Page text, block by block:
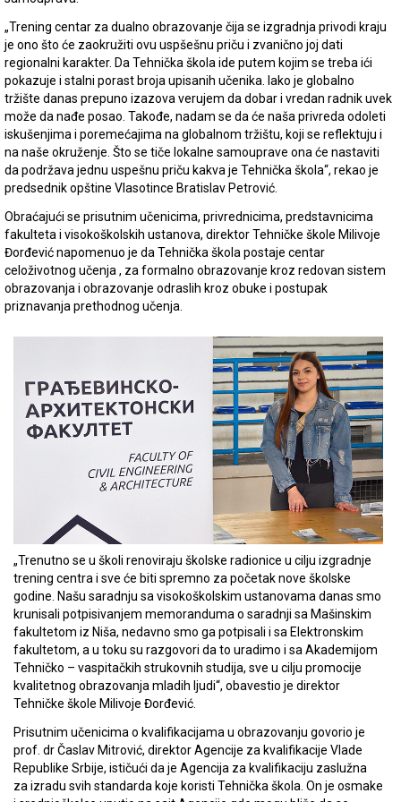
„Trening centar za dualno obrazovanje čija se izgradnja privodi kraju
je ono što će zaokružiti ovu uspšešnu priču i zvanično joj dati
regionalni karakter. Da Tehnička škola ide putem kojim se treba ići
pokazuje i stalni porast broja upisanih učenika. Iako je globalno
tržište danas prepuno izazova verujem da dobar i vredan radnik uvek
može da nađe posao. Takođe, nadam se da će naša privreda odoleti
iskušenjima i poremećajima na globalnom tržištu, koji se reflektuju i
na naše okruženje. Što se tiče lokalne samouprave ona će nastaviti
da podržava jednu uspešnu priču kakva je Tehnička škola“, rekao je
predsednik opštine Vlasotince Bratislav Petrović.
Obraćajući se prisutnim učenicima, privrednicima, predstavnicima
fakulteta i visokoškolskih ustanova, direktor Tehničke škole Milivoje
Đorđević napomenuo je da Tehnička škola postaje centar
celoživotnog učenja , za formalno obrazovanje kroz redovan sistem
obrazovanja i obrazovanje odraslih kroz obuke i postupak
priznavanja prethodnog učenja.
„Trenutno se u školi renoviraju školske radionice u cilju izgradnje
trening centra i sve će biti spremno za početak nove školske
godine. Našu saradnju sa visokoškolskim ustanovama danas smo
krunisali potpisivanjem memoranduma o saradnji sa Mašinskim
fakultetom iz Niša, nedavno smo ga potpisali i sa Elektronskim
fakultetom, a u toku su razgovori da to uradimo i sa Akademijom
Tehničko – vaspitačkih strukovnih studija, sve u cilju promocije
kvalitetnog obrazovanja mladih ljudi“, obavestio je direktor
Tehničke škole Milivoje Đorđević.
Prisutnim učenicima o kvalifikacijama u obrazovanju govorio je
prof. dr Časlav Mitrović, direktor Agencije za kvalifikacije Vlade
Republike Srbije, ističući da je Agencija za kvalifikaciju zaslužna
za izradu svih standarda koje koristi Tehnička škola. On je osmake